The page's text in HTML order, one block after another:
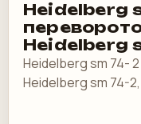
Heidelberg
Heidelberg
Heidelberg sm 74-
Heidelberg sm 74-2,